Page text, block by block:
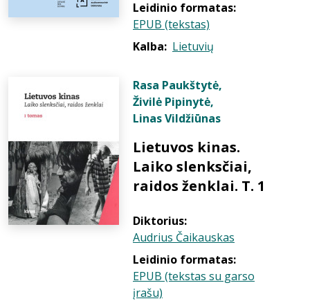
Leidinio formatas:
EPUB (tekstas)
Kalba: Lietuvių
Rasa Paukštytė,
Živilė Pipinytė,
Linas Vildžiūnas
Lietuvos kinas.
Laiko slenksčiai,
raidos ženklai. T. 1
Diktorius:
Audrius Čaikauskas
Leidinio formatas:
EPUB (tekstas su garso
įrašu)